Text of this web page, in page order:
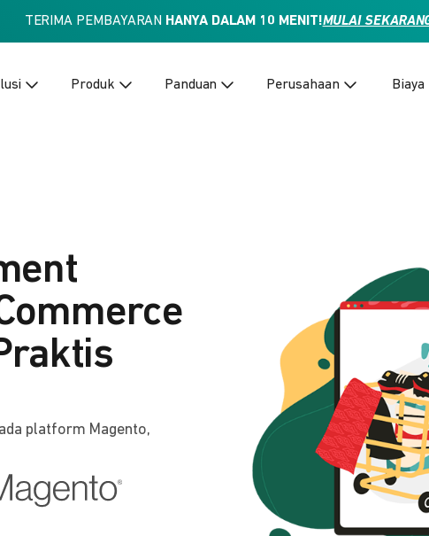
TERIMA PEMBAYARAN HANYA DALAM 10 MENIT!MULAI
Produk Panduan Perusahaan Biaya
platform Magento,